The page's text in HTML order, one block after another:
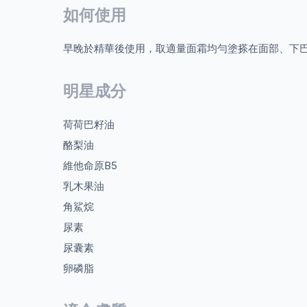
如何使用
早晚於精華後使用，取適量面霜均勻塗搽在面部、下
明星成分
荷荷巴籽油
酪梨油
維他命原B5
乳木果油
角鯊烷
尿素
尿囊素
卵磷脂